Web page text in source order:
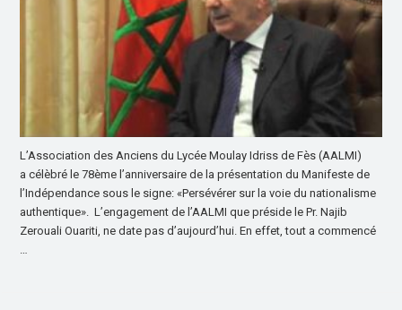
L’Association des Anciens du Lycée Moulay Idriss de Fès (AALMI)
a célèbré le 78ème l’anniversaire de la présentation du Manifeste de
l’Indépendance sous le signe: «Persévérer sur la voie du nationalisme
authentique». L’engagement de l’AALMI que préside le Pr. Najib
Zerouali Ouariti, ne date pas d’aujourd’hui. En effet, tout a commencé
…